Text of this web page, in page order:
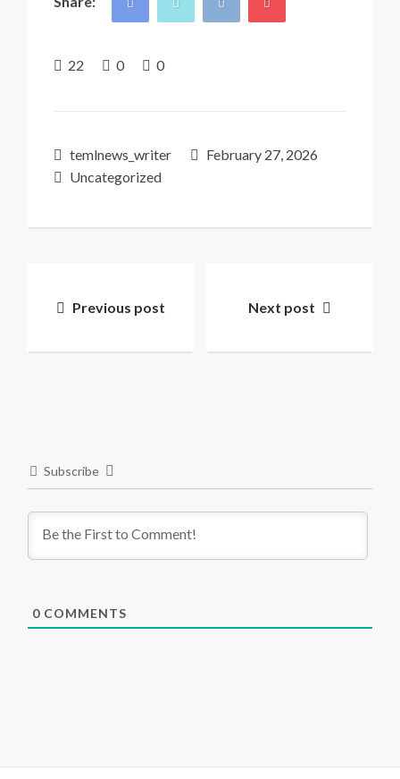
22 0 0
temlnews_writer
February 27, 2026
Uncategorized
navigation
Previous post Next post
Subscribe
0 COMMENTS